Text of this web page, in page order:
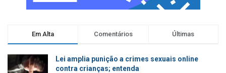
Em Alta Comentários Últimas
Lei amplia punição a crimes sexuais online
contra crianças; entenda